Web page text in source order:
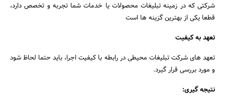
شرکتی که در زمینه تبلیغات محصولات یا خدمات شما تجربه و تخصص دارد،
قطعا یکی از بهترین گزینه ها است
تعهد به کیفیت
تعهد های شرکت تبلیغات محیطی در رابطه با کیفیت اجرا، باید حتما لحاظ شود
و مورد بررسی قرار گیرد.
نتیجه گیری: